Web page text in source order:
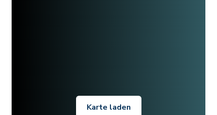
Karte laden